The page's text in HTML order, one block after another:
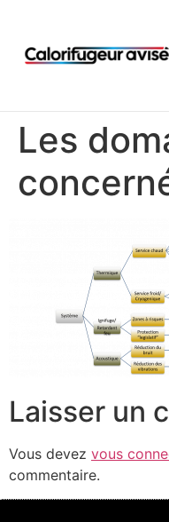
Les
Laisser un
Vous devez vous
commentaire.